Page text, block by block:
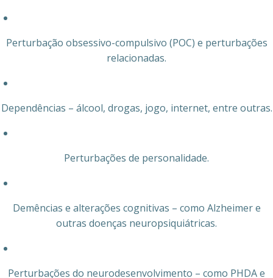
Perturbação obsessivo-compulsivo (POC) e perturbações
relacionadas.
Dependências – álcool, drogas, jogo, internet, entre outras.
Perturbações de personalidade.
Demências e alterações cognitivas – como Alzheimer e
outras doenças neuropsiquiátricas.
Perturbações do neurodesenvolvimento – como PHDA e